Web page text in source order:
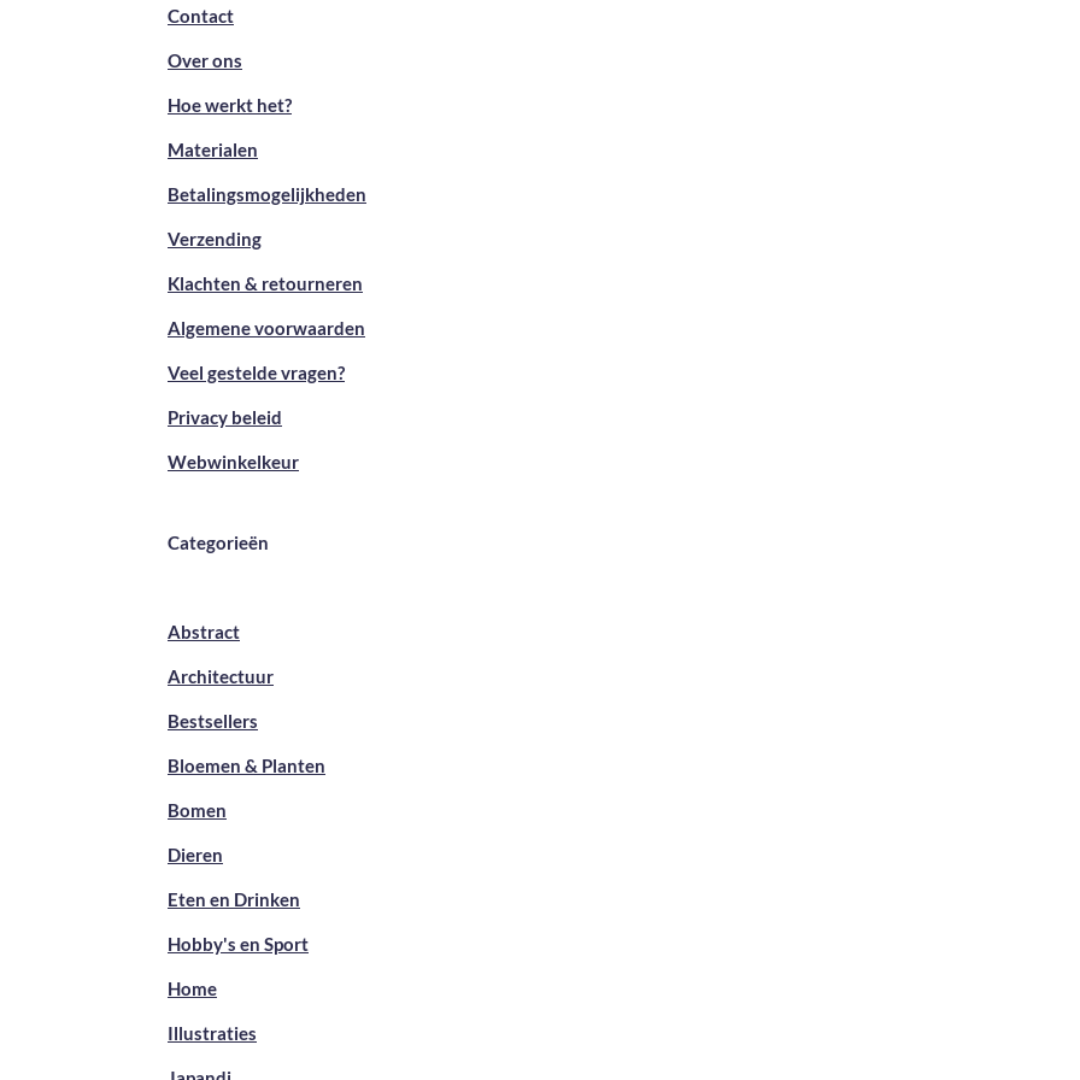
Contact
Over ons
Hoe werkt het?
Materialen
Betalingsmogelijkheden
Verzending
Klachten & retourneren
Algemene voorwaarden
Veel gestelde vragen?
Privacy beleid
Webwinkelkeur
Categorieën
Abstract
Architectuur
Bestsellers
Bloemen & Planten
Bomen
Dieren
Eten en Drinken
Hobby's en Sport
Home
Illustraties